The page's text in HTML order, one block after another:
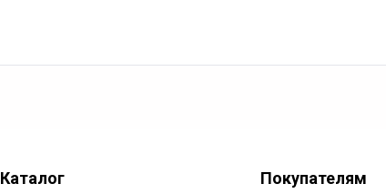
Каталог Покупателям